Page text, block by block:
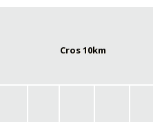
Cros 10km